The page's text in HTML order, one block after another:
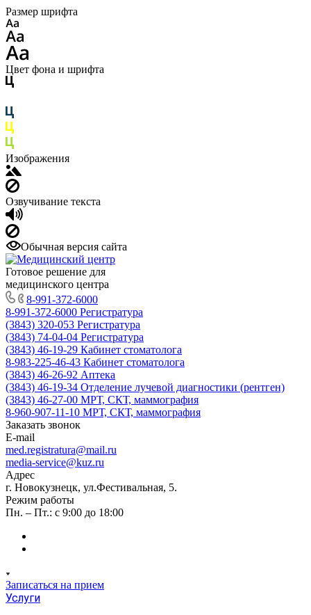
Размер шрифта
Цвет фона и шрифта
Изображения
Озвучивание текста
Обычная версия сайта
Готовое решение для
медицинского центра
8-991-372-6000
8-991-372-6000 Регистратура
(3843) 320-053 Регистратура
(3843) 74-04-04 Регистратура
(3843) 46-19-29 Кабинет стоматолога
8-983-225-46-43 Кабинет стоматолога
(3843) 46-26-92 Аптека
(3843) 46-19-34 Отделение лучевой диагностики (рентген)
(3843) 46-27-00 МРТ, СКТ, маммография
8-960-907-11-10 МРТ, СКТ, маммография
Заказать звонок
E-mail
med.registratura@mail.ru
media-service@kuz.ru
Адрес
г. Новокузнецк, ул.Фестивальная, 5.
Режим работы
Пн. – Пт.: с 9:00 до 18:00
Записаться на прием
Услуги